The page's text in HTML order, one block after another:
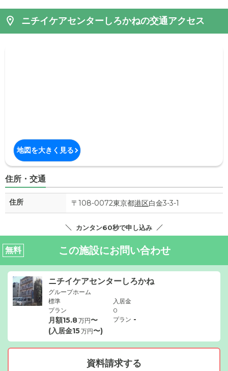
ニチイケアセンターしろかねの交通アクセス
地図を大きく見る
住所・交通
住所 〒108-0072東京都港区白金3-3-1
カンタン60秒で申し込み
無料 この施設にお問い合わせ
ニチイケアセンターしろかね
グループホーム
標準
プラン
月額15.8万円〜
(入居金15万円〜)
入居金
0
プラン -
資料請求する